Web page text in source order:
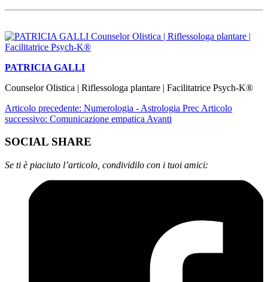
PATRICIA GALLI
Counselor Olistica | Riflessologa plantare | Facilitatrice Psych-K®
Articolo precedente: Numerologia - Astrologia Prec Articolo
successivo: Comunicazione empatica Avanti
SOCIAL SHARE
Se ti è piaciuto l’articolo, condividilo con i tuoi amici: